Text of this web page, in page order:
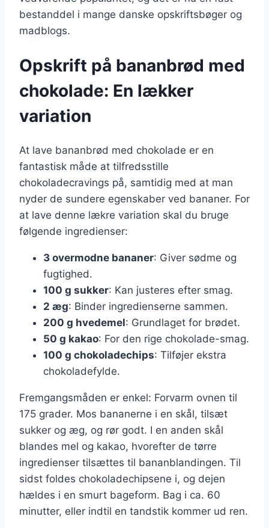
bestanddel i mange danske opskriftsbøger og
madblogs.
Opskrift på bananbrød med
chokolade: En lækker
variation
At lave bananbrød med chokolade er en
fantastisk måde at tilfredsstille
chokoladecravings på, samtidig med at man
nyder de sundere egenskaber ved bananer. For
at lave denne lækre variation skal du bruge
følgende ingredienser:
3 overmodne bananer: Giver sødme og
fugtighed.
100 g sukker: Kan justeres efter smag.
2 æg: Binder ingredienserne sammen.
200 g hvedemel: Grundlaget for brødet.
50 g kakao: For den rige chokolade-smag.
100 g chokoladechips: Tilføjer ekstra
chokoladefylde.
Fremgangsmåden er enkel: Forvarm ovnen til
175 grader. Mos bananerne i en skål, tilsæt
sukker og æg, og rør godt. I en anden skål
blandes mel og kakao, hvorefter de tørre
ingredienser tilsættes til bananblandingen. Til
sidst foldes chokoladechipsene i, og dejen
hældes i en smurt bageform. Bag i ca. 60
minutter, eller indtil en tandstik kommer ud ren.